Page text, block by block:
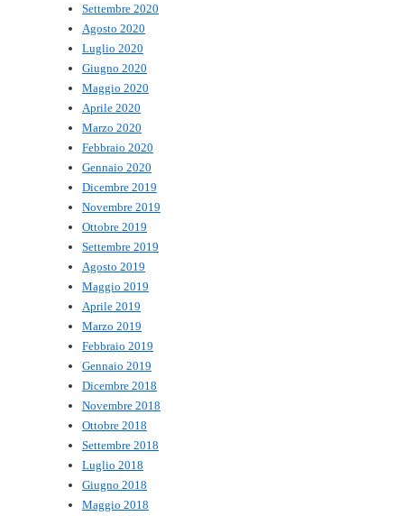
Settembre 2020
Agosto 2020
Luglio 2020
Giugno 2020
Maggio 2020
Aprile 2020
Marzo 2020
Febbraio 2020
Gennaio 2020
Dicembre 2019
Novembre 2019
Ottobre 2019
Settembre 2019
Agosto 2019
Maggio 2019
Aprile 2019
Marzo 2019
Febbraio 2019
Gennaio 2019
Dicembre 2018
Novembre 2018
Ottobre 2018
Settembre 2018
Luglio 2018
Giugno 2018
Maggio 2018